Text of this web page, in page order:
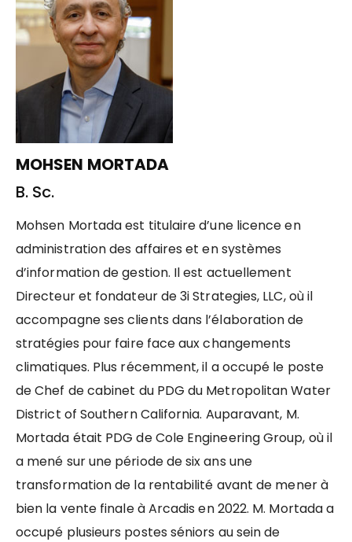
MOHSEN MORTADA
B. Sc.
Mohsen Mortada est titulaire d’une licence en
administration des affaires et en systèmes
d’information de gestion. Il est actuellement
Directeur et fondateur de 3i Strategies, LLC, où il
accompagne ses clients dans l’élaboration de
stratégies pour faire face aux changements
climatiques. Plus récemment, il a occupé le poste
de Chef de cabinet du PDG du Metropolitan Water
District of Southern California. Auparavant, M.
Mortada était PDG de Cole Engineering Group, où il
a mené sur une période de six ans une
transformation de la rentabilité avant de mener à
bien la vente finale à Arcadis en 2022. M. Mortada a
occupé plusieurs postes séniors au sein de